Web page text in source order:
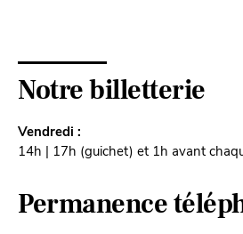
Notre billetterie
Vendredi :
14h | 17h (guichet) et 1h avant
Permanence